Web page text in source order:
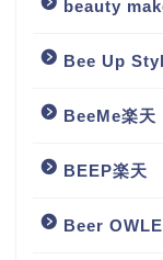
beauty
Bee Up
BeeMe楽天
BEEP楽天
Beer